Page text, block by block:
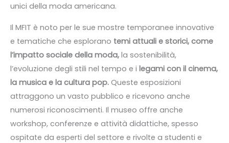
unici della moda americana.
Il MFIT è noto per le sue mostre temporanee innovative
e tematiche che esplorano temi attuali e storici, come
l’impatto sociale della moda, la sostenibilità,
l’evoluzione degli stili nel tempo e i legami con il cinema,
la musica e la cultura pop. Queste esposizioni
attraggono un vasto pubblico e ricevono anche
numerosi riconoscimenti. Il museo offre anche
workshop, conferenze e attività didattiche, spesso
ospitate da esperti del settore e rivolte a studenti e